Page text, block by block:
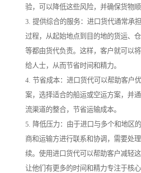
验，可以降低这些风险，并确保货物顺
3. 提供综合的服务：进口货代通常承
过程，从起始地点到目的地的货运、
等都由货代负责。这样，客户就可以
给人士，从而节省时间和精力。
4. 节省成本：进口货代可以帮助客户
案，选择适合的船运或空运方案，并
流渠道的整合，节省运输成本。
5. 降低压力：由于进口与多个和地区
商和运输方进行联系和协调，需要处
续。使用进口货代可以帮助客户减轻这
让他们有更多的时间和精力专注于核心